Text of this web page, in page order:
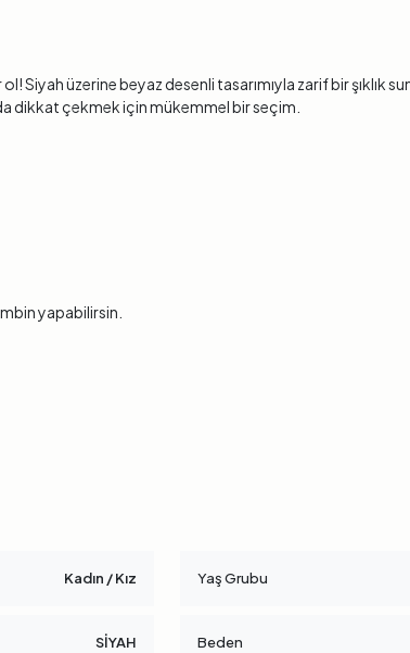
Siyah üzerine beyaz desenli tasarımıyla zarif bir şıklık
dikkat çekmek için mükemmel bir seçim.
yapabilirsin.
Kadın / Kız Yaş Grubu
SİYAH Beden